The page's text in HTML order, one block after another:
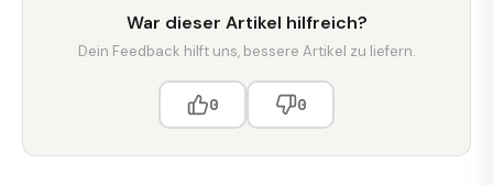
War dieser Artikel hilfreich?
Dein Feedback hilft uns, bessere Artikel zu liefern.
0 0